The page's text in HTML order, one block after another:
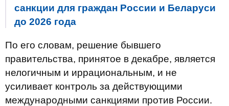
санкции для граждан России и Беларуси
до 2026 года
По его словам, решение бывшего
правительства, принятое в декабре, является
нелогичным и иррациональным, и не
усиливает контроль за действующими
международными санкциями против России.